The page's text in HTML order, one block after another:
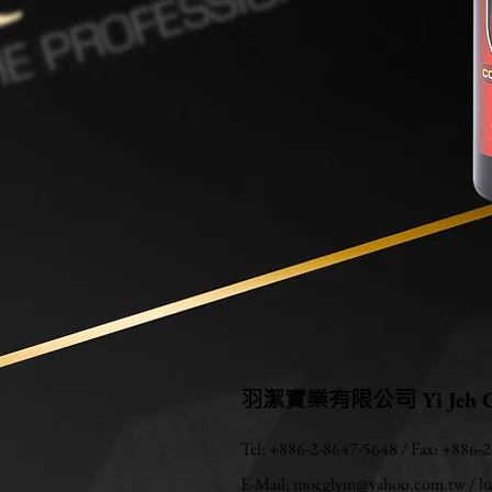
羽潔實業有限公司 Yi Jeh
Tel: +886-2-8647-5648 / Fax: +886-
E-Mail: mocglym@yahoo.com.tw /